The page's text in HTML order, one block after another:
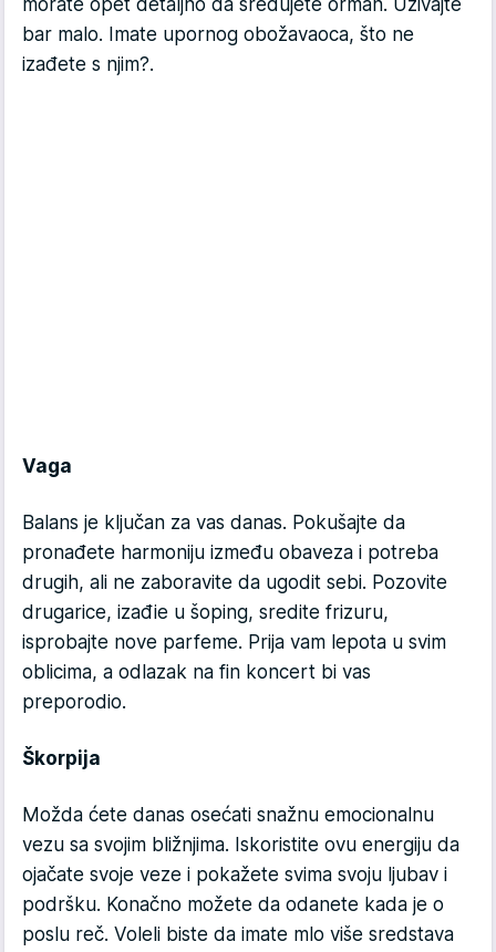
morate opet detaljno da sređujete orman. Uživajte
bar malo. Imate upornog obožavaoca, što ne
izađete s njim?.
Vaga
Balans je ključan za vas danas. Pokušajte da
pronađete harmoniju između obaveza i potreba
drugih, ali ne zaboravite da ugodit sebi. Pozovite
drugarice, izađie u šoping, sredite frizuru,
isprobajte nove parfeme. Prija vam lepota u svim
oblicima, a odlazak na fin koncert bi vas
preporodio.
Škorpija
Možda ćete danas osećati snažnu emocionalnu
vezu sa svojim bližnjima. Iskoristite ovu energiju da
ojačate svoje veze i pokažete svima svoju ljubav i
podršku. Konačno možete da odanete kada je o
poslu reč. Voleli biste da imate mlo više sredstava